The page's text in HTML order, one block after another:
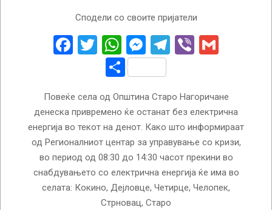
Сподели со своите пријатели
Facebook
Twitter
WhatsApp
Messenger
Telegram
Viber
Share
Повеќе села од Општина Старо Нагоричане
денеска привремено ќе останат без електрична
енергија во текот на денот. Како што информираат
од Регионалниот центар за управување со кризи,
во период од 08:30 до 14:30 часот прекини во
снабдувањето со електрична енергија ќе има во
селата: Кокино, Дејловце, Четирце, Челопек,
Стрновац, Старо